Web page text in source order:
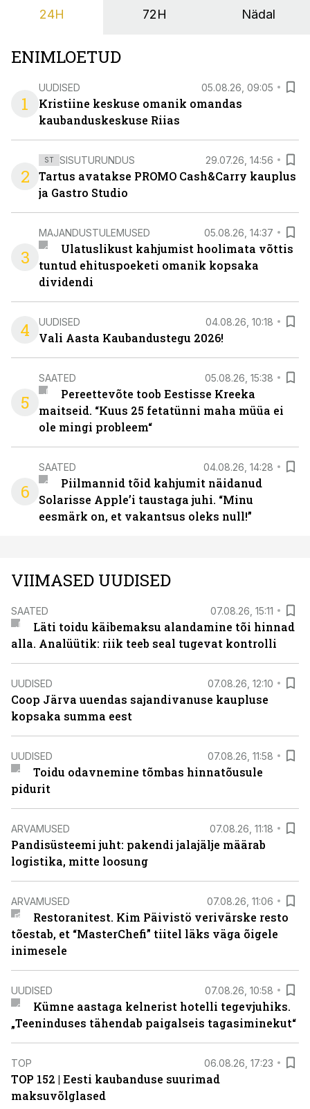
24H 72H Nädal
ENIMLOETUD
1
UUDISED 05.08.26, 09:05
Kristiine keskuse omanik omandas
kaubanduskeskuse Riias
2
ST SISUTURUNDUS 29.07.26, 14:56
Tartus avatakse PROMO Cash&Carry kauplus
ja Gastro Studio
3
MAJANDUSTULEMUSED 05.08.26, 14:37
Ulatuslikust kahjumist hoolimata võttis
tuntud ehituspoeketi omanik kopsaka
dividendi
4 UUDISED 04.08.26, 10:18
Vali Aasta Kaubandustegu 2026!
5
SAATED 05.08.26, 15:38
Pereettevõte toob Eestisse Kreeka
maitseid. “Kuus 25 fetatünni maha müüa ei
ole mingi probleem“
6
SAATED 04.08.26, 14:28
Piilmannid tõid kahjumit näidanud
Solarisse Apple’i taustaga juhi. “Minu
eesmärk on, et vakantsus oleks null!”
VIIMASED UUDISED
SAATED 07.08.26, 15:11
Läti toidu käibemaksu alandamine tõi hinnad
alla. Analüütik: riik teeb seal tugevat kontrolli
UUDISED 07.08.26, 12:10
Coop Järva uuendas sajandivanuse kaupluse
kopsaka summa eest
UUDISED 07.08.26, 11:58
Toidu odavnemine tõmbas hinnatõusule
pidurit
ARVAMUSED 07.08.26, 11:18
Pandisüsteemi juht: pakendi jalajälje määrab
logistika, mitte loosung
ARVAMUSED 07.08.26, 11:06
Restoranitest. Kim Päivistö verivärske resto
tõestab, et “MasterChefi” tiitel läks väga õigele
inimesele
UUDISED 07.08.26, 10:58
Kümne aastaga kelnerist hotelli tegevjuhiks.
„Teeninduses tähendab paigalseis tagasiminekut“
TOP 06.08.26, 17:23
TOP 152 | Eesti kaubanduse suurimad
maksuvõlglased